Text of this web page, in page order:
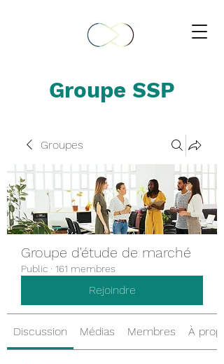
Groupe SSP
Groupes
Groupe d'étude de marché
Public · 161 membres
Rejoindre
Discussion Médias Membres À